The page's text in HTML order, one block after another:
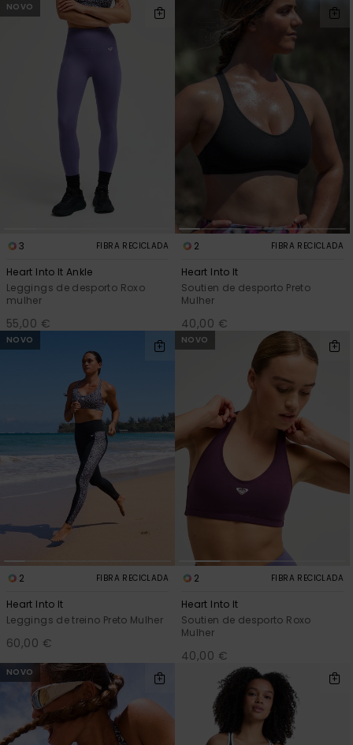
NOVO
3 FIBRA RECICLADA
Heart Into It Ankle
Leggings de desporto Roxo
mulher
55,00 €
2 FIBRA RECICLADA
Heart Into It
Soutien de desporto Preto
Mulher
40,00 €
NOVO
2 FIBRA RECICLADA
Heart Into It
Leggings de treino Preto Mulher
60,00 €
NOVO
2 FIBRA RECICLADA
Heart Into It
Soutien de desporto Roxo
Mulher
40,00 €
NOVO